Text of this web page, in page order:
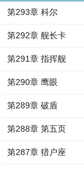
第293章 科尔
第292章 舰长卡
第291章 指挥舰
第290章 鹰眼
第289章 破盾
第288章 第五页
第287章 猎户座